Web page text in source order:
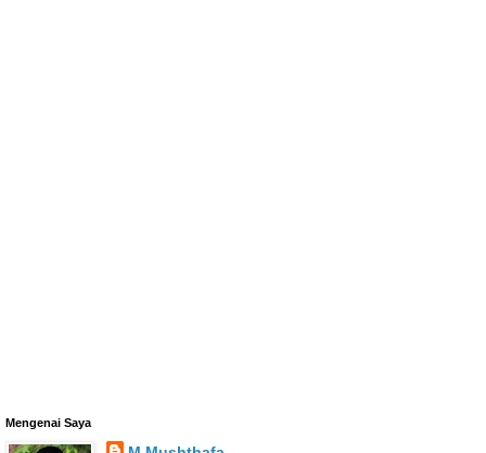
Mengenai Saya